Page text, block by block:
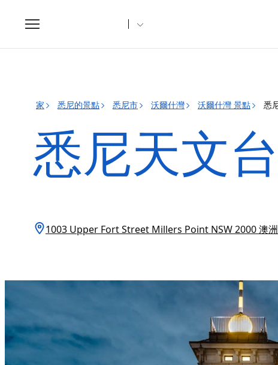
Toggle
navigation
家 悉尼的景點 悉尼市 沃爾什灣 沃爾什灣 景點 悉
悉尼天文台
1003 Upper Fort Street Millers Point NSW 2000 澳洲